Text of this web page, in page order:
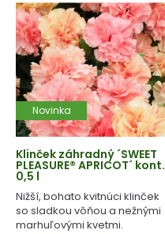
Novinka
Klinček záhradný ´SWEET
PLEASURE® APRICOT´ kont.
0,5 l
Nižší, bohato kvitnúci klinček
so sladkou vôňou a nežnými
marhuľovými kvetmi.